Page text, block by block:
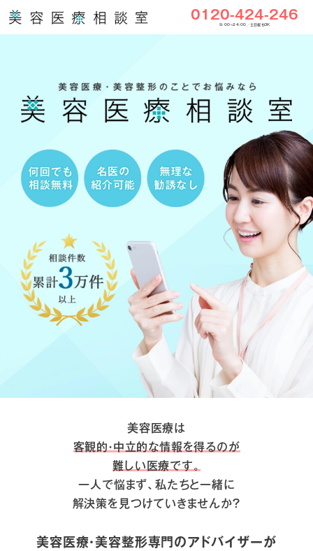
0120-424-246
9:00〜24:00／土日祝もOK
美容医療は
客観的・中立的な情報を得るのが
難しい医療です。
一人で悩まず、私たちと一緒に
解決策を見つけていきませんか？
美容医療・美容整形専門のアドバイザーが